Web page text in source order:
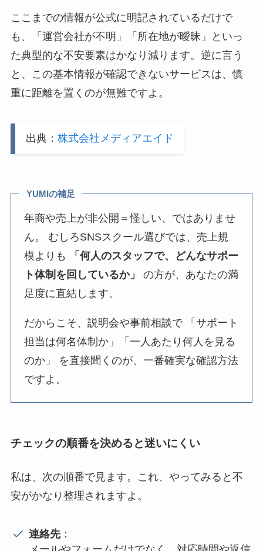
ここまでの情報が公式に明記されているだけで
も、「運営会社が不明」「所在地が曖昧」といっ
た典型的な不安要素はかなり減ります。逆に言う
と、この基本情報が確認できないサービスは、慎
重に距離を置くのが無難ですよ。
出典： 株式会社メディアエイド
YUMIの補足
年商や売上が非公開＝怪しい、ではありませ
ん。 むしろSNSスクール選びでは、売上規
模よりも
「何人のスタッフで、どんなサポー
ト体制を回しているか」
の方が、あなたの満
足度に直結します。
だからこそ、説明会や事前相談で 「サポート
担当は何名体制か」「一人あたり何人を見る
のか」 を直接聞くのが、一番確実な確認方法
ですよ。
チェックの順番を決めると迷いにくい
私は、次の順番で見ます。これ、やってみると不
安がかなり整理されますよ。
連絡先：